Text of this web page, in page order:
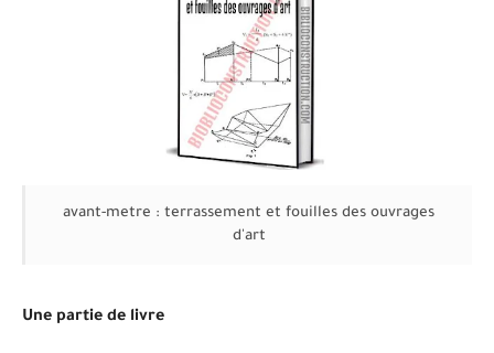
avant-metre : terrassement et fouilles des ouvrages
d'art
Une partie de livre